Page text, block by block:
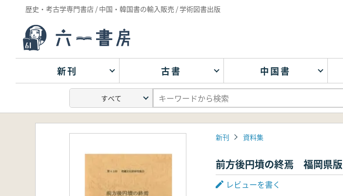
歴史・考古学専門書店 / 中国・韓国書の輸入販売 / 学術図書出版
新刊 古書 中国書
新刊 資料集
前方後円墳の終焉 福岡県版
レビューを書く